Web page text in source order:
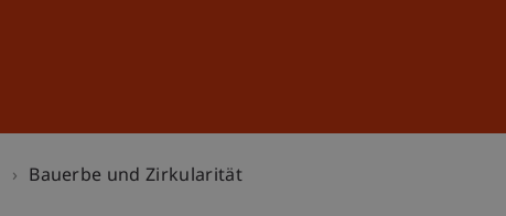
Bauerbe und Zirkularität